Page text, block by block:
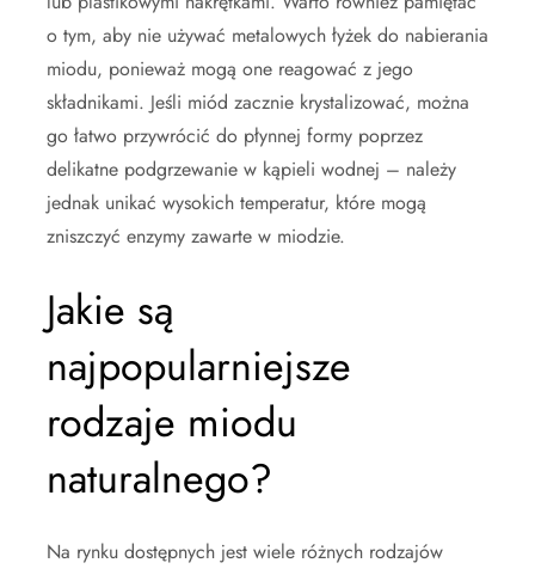
o tym, aby nie używać metalowych łyżek do nabierania
miodu, ponieważ mogą one reagować z jego
składnikami. Jeśli miód zacznie krystalizować, można
go łatwo przywrócić do płynnej formy poprzez
delikatne podgrzewanie w kąpieli wodnej – należy
jednak unikać wysokich temperatur, które mogą
zniszczyć enzymy zawarte w miodzie.
Jakie są
najpopularniejsze
rodzaje miodu
naturalnego?
Na rynku dostępnych jest wiele różnych rodzajów